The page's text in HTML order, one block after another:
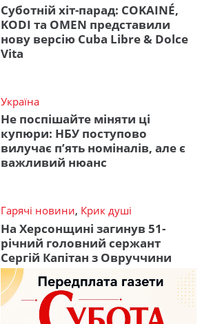
Суботній хіт-парад: COKAINÉ,
KODI та OMEN представили
нову версію Cuba Libre & Dolce
Vita
Україна
Не поспішайте міняти ці
купюри: НБУ поступово
вилучає п’ять номіналів, але є
важливий нюанс
Гарячі новини, Крик душі
На Херсонщині загинув 51-
річний головний сержант
Сергій Капітан з Овруччини